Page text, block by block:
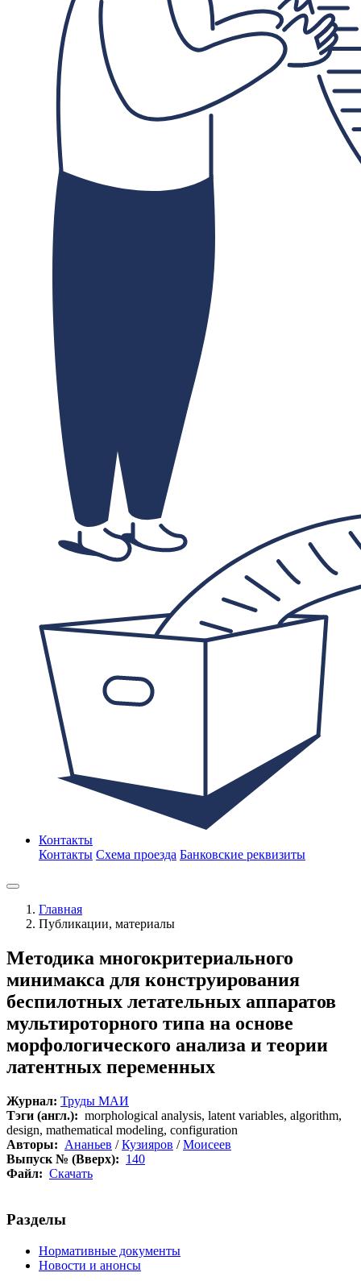
Контакты
Контакты Схема проезда Банковские реквизиты
Главная
Публикации, материалы
Методика многокритериального
минимакса для конструирования
беспилотных летательных аппаратов
мультироторного типа на основе
морфологического анализа и теории
латентных переменных
Журнал: Труды МАИ
Тэги (англ.): morphological analysis, latent variables, algorithm,
design, mathematical modeling, configuration
Авторы: Ананьев /Кузияров /Моисеев
Выпуск № (Вверх): 140
Файл: Скачать
Разделы
Нормативные документы
Новости и анонсы